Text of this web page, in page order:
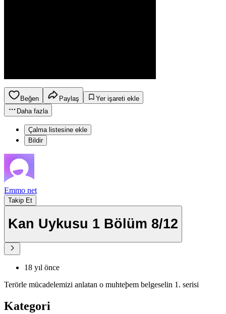
Beğen Paylaş
Yer işareti ekle
Daha fazla
Çalma listesine ekle
Bildir
Emmo net
Takip Et
Kan Uykusu 1 Bölüm 8/12
18 yıl önce
Terörle mücadelemizi anlatan o muhteþem belgeselin 1. serisi
Kategori